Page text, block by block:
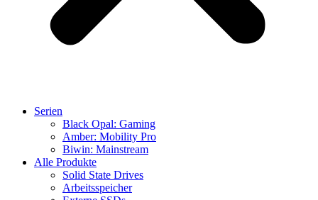
Serien
Black Opal: Gaming
Amber: Mobility Pro
Biwin: Mainstream
Alle Produkte
Solid State Drives
Arbeitsspeicher